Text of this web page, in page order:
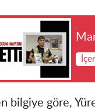
bilgiye göre,